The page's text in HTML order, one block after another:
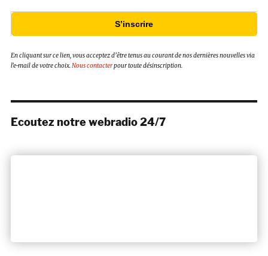
S’inscrire
En cliquant sur ce lien, vous acceptez d’être tenus au courant de nos dernières nouvelles via
l’e-mail de votre choix.Nous contacterpour toute désinscription.
Ecoutez notre webradio 24/7